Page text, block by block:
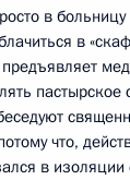
в больницу
в
пастырское
что,
в